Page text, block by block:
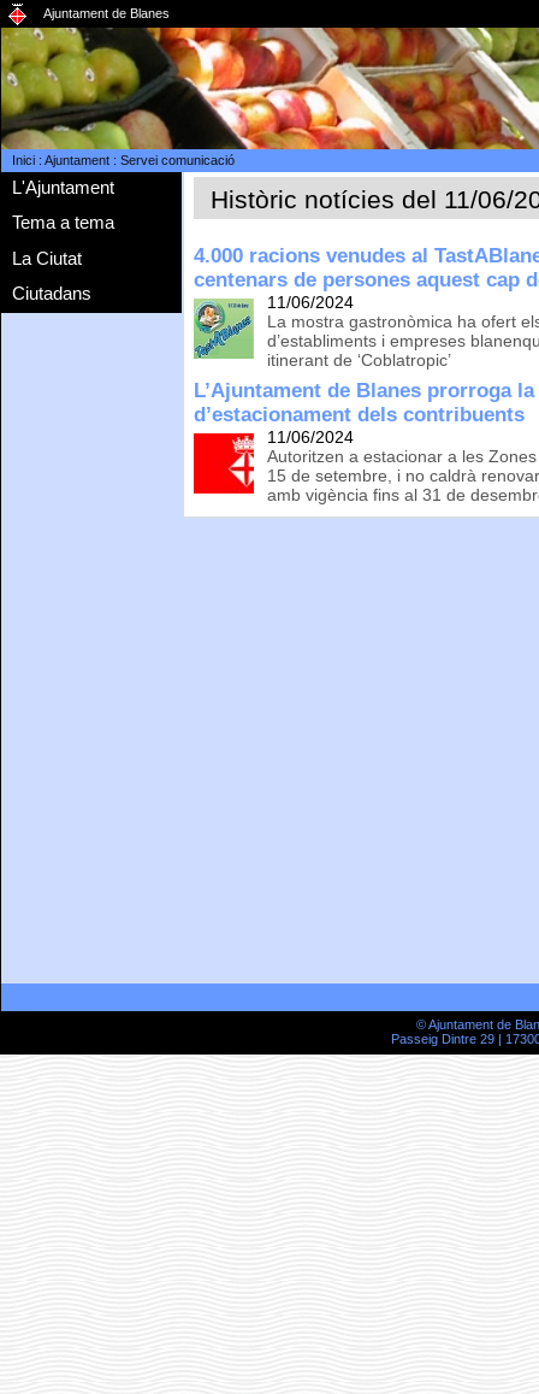
Ajuntament de Blanes
Inici: Ajuntament: Servei comunicació
L'Ajuntament
Tema a tema
La Ciutat
Ciutadans
Històric notícies del 11/06/
4.000 racions venudes al
centenars de persones aquest cap
11/06/2024
La mostra gastronòmica ha ofert
d’establiments i empreses
itinerant de ‘Coblatropic’
L’Ajuntament de Blanes prorroga
d’estacionament dels contribuents
11/06/2024
Autoritzen a estacionar a les
15 de setembre, i no caldrà
amb vigència fins al 31 de
© Ajuntament de
Passeig Dintre 29 |